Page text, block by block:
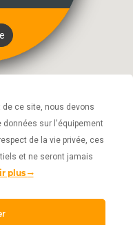
ce site, nous devons
données sur l'équipement
de la vie privée, ces
et ne seront jamais
plus